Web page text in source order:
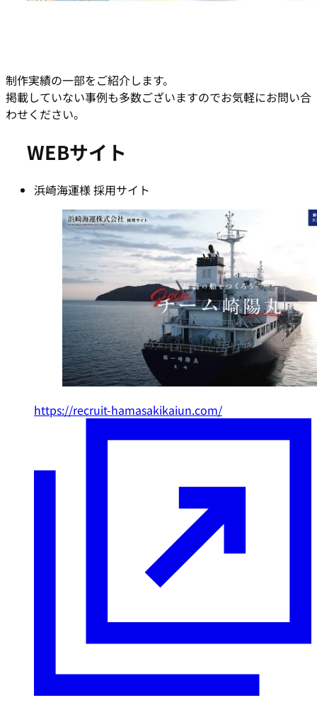
制作実績の一部をご紹介します。
掲載していない事例も多数ございますのでお気軽にお問い合
わせください。
WEBサイト
浜崎海運様 採用サイト
https://recruit-hamasakikaiun.com/